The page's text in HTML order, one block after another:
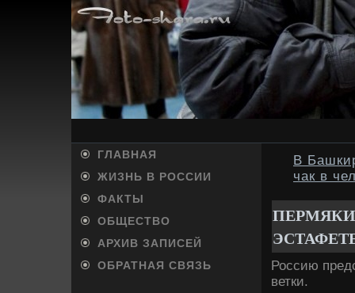
ГЛАВНАЯ
ЖИЗНЬ В РОССИИ
ФАКТЫ
ОБЩЕСТВО
АРХИВ ЗАПИСЕЙ
ОБРАТНАЯ СВЯЗЬ
В
чак в
Россию
ветки.